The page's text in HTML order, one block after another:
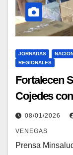
JORNADAS
REGIONALES
Fortalecen
Cojedes
insumos
08/01/2026
VENEGAS
Prensa